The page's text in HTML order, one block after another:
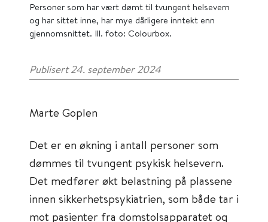
Personer som har vært dømt til tvungent helsevern
og har sittet inne, har mye dårligere inntekt enn
gjennomsnittet. Ill. foto: Colourbox.
Publisert 24. september 2024
Marte Goplen
Det er en økning i antall personer som
dømmes til tvungent psykisk helsevern.
Det medfører økt belastning på plassene
innen sikkerhetspsykiatrien, som både tar i
mot pasienter fra domstolsapparatet og